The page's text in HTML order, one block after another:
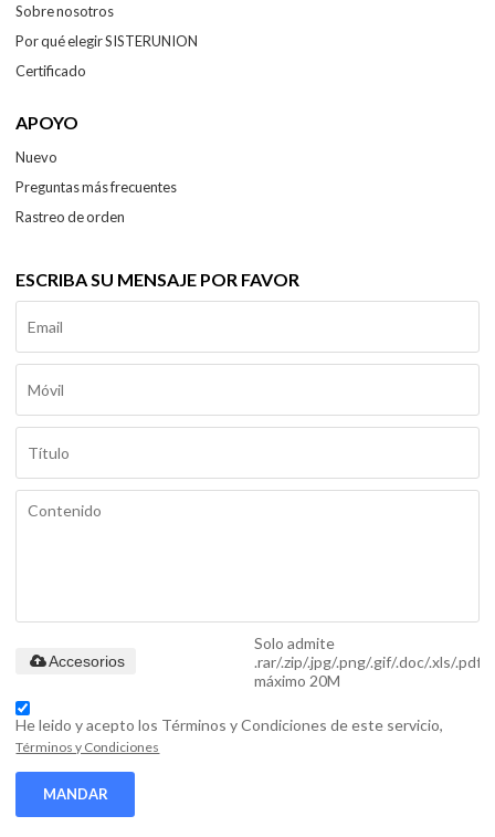
Sobre nosotros
Por qué elegir SISTERUNION
Certificado
APOYO
Nuevo
Preguntas más frecuentes
Rastreo de orden
ESCRIBA SU MENSAJE POR FAVOR
Solo admite
.rar/.zip/.jpg/.png/.gif/.doc/.xls/.pdf,
máximo 20M
Accesorios
He leido y acepto los Términos y Condiciones de este servicio,
Términos y Condiciones
MANDAR